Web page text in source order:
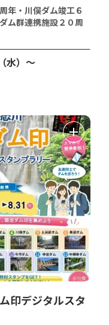
年・川俣ダム竣工６
ム群連携施設２０周
水）～
印デジタルスタ